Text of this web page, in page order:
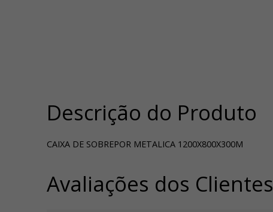
Descrição do Produto
CAIXA DE SOBREPOR METALICA 1200X800X300M
Avaliações dos Clientes